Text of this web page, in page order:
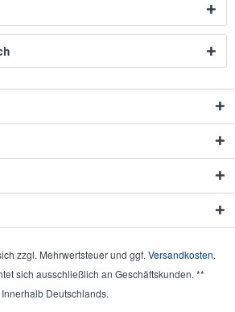
zzgl. Mehrwertsteuer und ggf. Versandkosten.
sich ausschließlich an Geschäftskunden. **
Innerhalb Deutschlands.